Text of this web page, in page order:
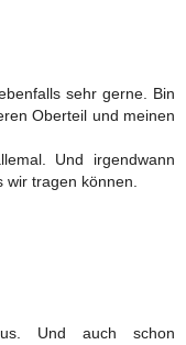
sehr gerne. Bin
Oberteil und meinen
Und irgendwann
tragen können.
Und auch schon